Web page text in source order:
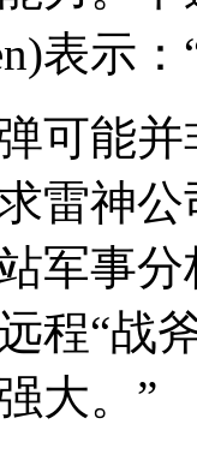
表示
可能
雷神
军事
程“战
大。”